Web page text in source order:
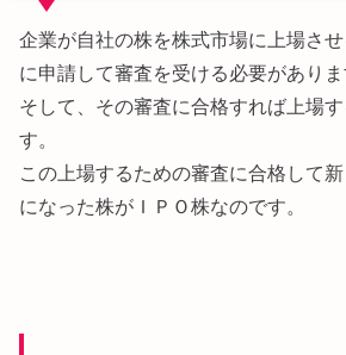
企業が自社の株を株式市場に上場さ
に申請して審査を受ける必要がありま
そして、その審査に合格すれば上場
す。
この上場するための審査に合格して
になった株がＩＰＯ株なのです。